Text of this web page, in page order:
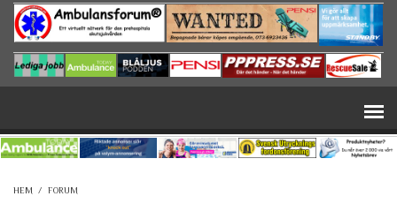
Hoppa till huvudinnehåll
HEM / FORUM